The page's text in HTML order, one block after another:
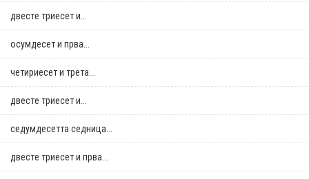
двестe триесет и...
осумдесет и прва...
четириесет и трета...
двестe триесет и...
седумдесетта седница...
двестe триесет и прва...